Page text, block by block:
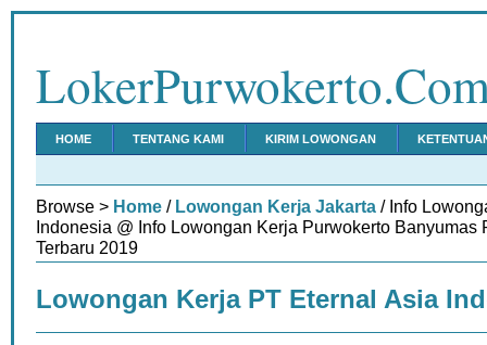
HOME TENTANG KAMI KIRIM LOWONGAN
Browse > Home / Lowongan Kerja Jakarta / Info
Indonesia @ Info Lowongan Kerja Purwokerto Banyumas
Terbaru 2019
Lowongan Kerja PT Eternal Asia